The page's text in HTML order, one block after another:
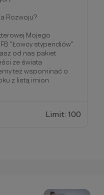
Rozwoju?
Mojego
"Łowcy stypendiów".
od nas pakiet
ze świata
też wspominać o
z listą imion
Limit: 100